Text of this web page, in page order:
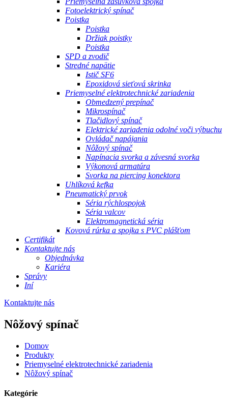
Fotoelektrický spínač
Poistka
Poistka
Držiak poistky
Poistka
SPD a zvodič
Stredné napätie
Istič SF6
Epoxidová sieťová skrinka
Priemyselné elektrotechnické zariadenia
Obmedzený prepínač
Mikrospínač
Tlačidlový spínač
Elektrické zariadenia odolné voči výbuchu
Ovládač napájania
Nôžový spínač
Napínacia svorka a závesná svorka
Výkonová armatúra
Svorka na piercing konektora
Uhlíková kefka
Pneumatický prvok
Séria rýchlospojok
Séria valcov
Elektromagnetická séria
Kovová rúrka a spojka s PVC plášťom
Certifikát
Kontaktujte nás
Objednávka
Kariéra
Správy
Iní
Kontaktujte nás
Nôžový spínač
Domov
Produkty
Priemyselné elektrotechnické zariadenia
Nôžový spínač
Kategórie